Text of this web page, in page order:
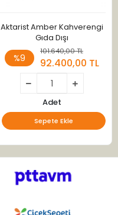
Aktarist Amber Kahverengi
Gıda Dışı
%9
101.640,00 TL
92.400,00 TL
Adet
Sepete Ekle